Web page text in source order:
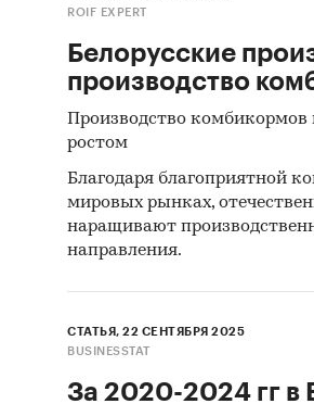
ROIF EXPERT
Белорусские
производство
Производство комбикормов
ростом
Благодаря благоприятной
мировых рынках,
наращивают
направления.
СТАТЬЯ, 22 СЕНТЯБРЯ 2025
BUSINESSTAT
За 2020-2024 гг в